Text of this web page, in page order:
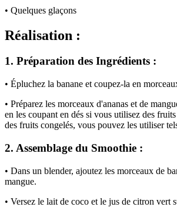
• Quelques glaçons
Réalisation :
1. Préparation des Ingrédients :
• Épluchez la banane et coupez-la en
• Préparez les morceaux d'ananas et de
en les coupant en dés si vous utilisez des
des fruits congelés, vous pouvez les utiliser
2. Assemblage du Smoothie :
• Dans un blender, ajoutez les morceaux de
mangue.
• Versez le lait de coco et le jus de citron vert